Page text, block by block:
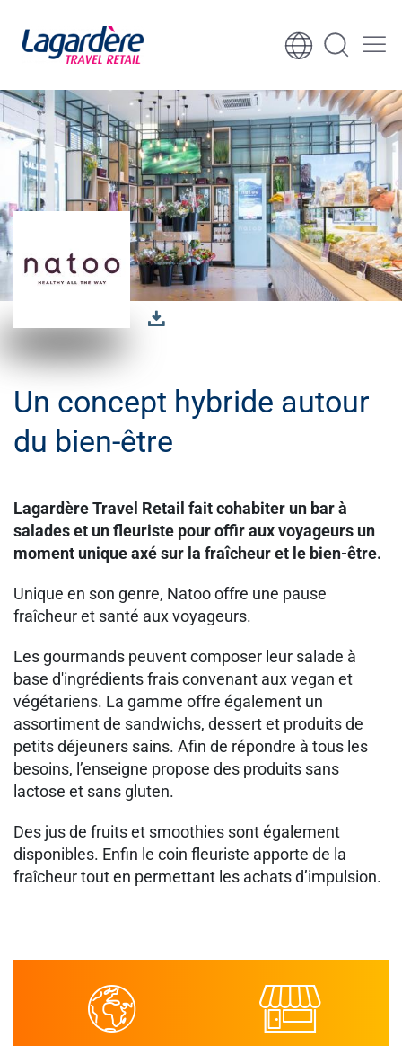
Aller au contenu
Un concept hybride autour
du bien-être
Lagardère Travel Retail fait cohabiter un bar à
salades et un fleuriste pour offir aux voyageurs un
moment unique axé sur la fraîcheur et le bien-être.
Unique en son genre, Natoo offre une pause
fraîcheur et santé aux voyageurs.
Les gourmands peuvent composer leur salade à
base d'ingrédients frais convenant aux vegan et
végétariens. La gamme offre également un
assortiment de sandwichs, dessert et produits de
petits déjeuners sains. Afin de répondre à tous les
besoins, l’enseigne propose des produits sans
lactose et sans gluten.
Des jus de fruits et smoothies sont également
disponibles. Enfin le coin fleuriste apporte de la
fraîcheur tout en permettant les achats d’impulsion.